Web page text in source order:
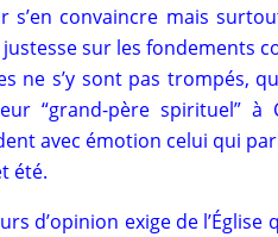
s’en convaincre mais
justesse sur les fondements
ne s’y sont pas trompés,
“grand-père spirituel” à
avec émotion celui qui
été.
d’opinion exige de l’Église